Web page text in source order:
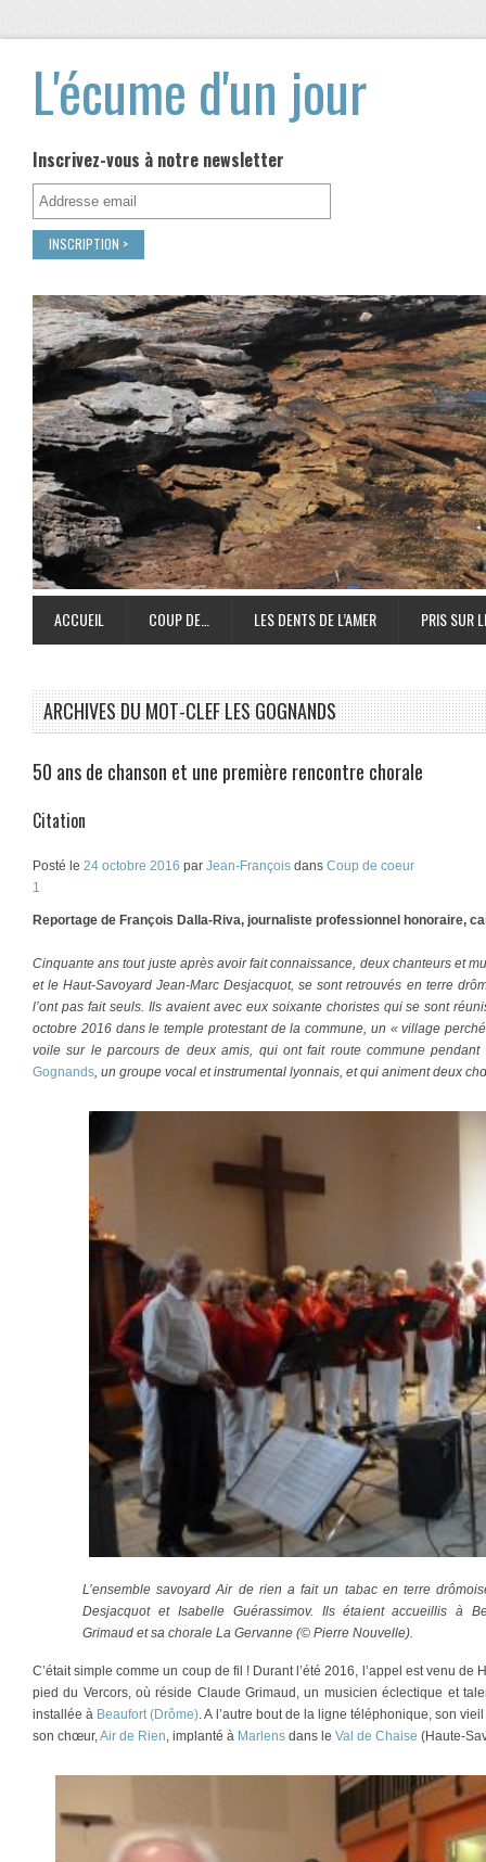
L'écume d'un jour
Inscrivez-vous à notre newsletter
ACCUEIL COUP DE… LES DENTS DE L’AMER PRIS SUR
ARCHIVES DU MOT-CLEFLES GOGNANDS
50 ans de chanson et une première rencontre chorale
Citation
Posté le 24 octobre 2016 par Jean-François dans Coup de coeur
1
Reportage de François Dalla-Riva, journaliste professionnel honoraire,
Cinquante ans tout juste après avoir fait connaissance, deux chanteurs et
et le Haut-Savoyard Jean-Marc Desjacquot, se sont retrouvés en terre
l’ont pas fait seuls. Ils avaient avec eux soixante choristes qui se sont
octobre 2016 dans le temple protestant de la commune, un « village
voile sur le parcours de deux amis, qui ont fait route commune
Gognands, un groupe vocal et instrumental lyonnais, et qui animent deux
L’ensemble savoyardAir de rien a fait un tabac en terre
Desjacquot et Isabelle Guérassimov. Ils étaient accueillis à
Grimaud et sa chorale La Gervanne (© Pierre Nouvelle).
C’était simple comme un coup de fil ! Durant l’été 2016, l’appel est venu de
pied du Vercors, où réside Claude Grimaud, un musicien éclectique et
installée à Beaufort (Drôme). A l’autre bout de la ligne téléphonique, son
son chœur,Air de Rien, implanté à Marlens dans le Val de Chaise (Haute-